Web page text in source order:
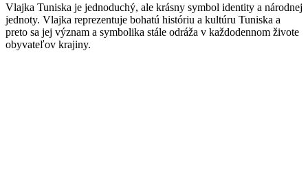
Vlajka Tuniska je jednoduchý, ale krásny symbol identity a národnej
jednoty. Vlajka reprezentuje bohatú históriu a kultúru Tuniska a
preto sa jej význam a symbolika stále odráža v každodennom živote
obyvateľov krajiny.